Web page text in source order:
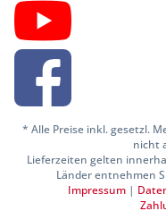
* Alle Preise inkl. gesetzl.
nicht
Lieferzeiten gelten
Länder entnehmen
Impressum |